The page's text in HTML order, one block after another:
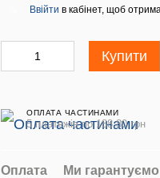
Ввійти в кабінет, щоб
Купити
ОПЛАТА ЧАСТИНАМИ
5 платежів по 188.80 грн
Оплата Ми гарантуємо